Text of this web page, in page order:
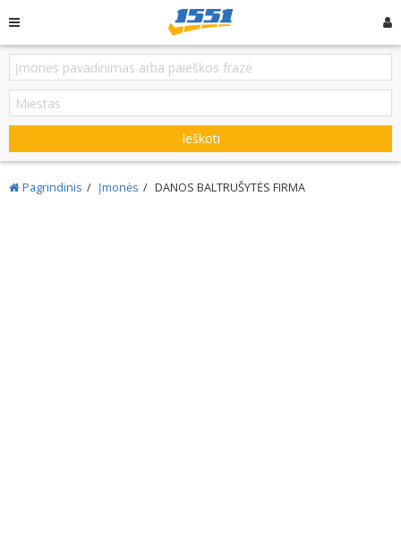
Ieškoti
Pagrindinis Įmonės DANOS BALTRUŠYTĖS FIRMA